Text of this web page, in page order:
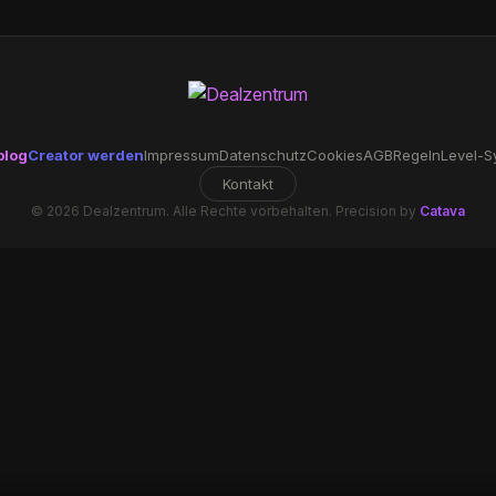
Creator werdenImpressumDatenschutzCookiesAGBRegelnLevel-
Kontakt
© 2026 Dealzentrum. Alle Rechte vorbehalten. Precision by Catava